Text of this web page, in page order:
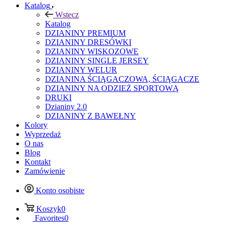
Katalog
Wstecz
Katalog
DZIANINY PREMIUM
DZIANINY DRESÓWKI
DZIANINY WISKOZOWE
DZIANINY SINGLE JERSEY
DZIANINY WELUR
DZIANINA ŚCIĄGACZOWA, ŚCIĄGACZE
DZIANINY NA ODZIEŻ SPORTOWĄ
DRUKI
Dzianiny 2.0
DZIANINY Z BAWEŁNY
Kolory
Wyprzedaż
O nas
Blog
Kontakt
Zamówienie
Konto osobiste
Koszyk0
Favorites0